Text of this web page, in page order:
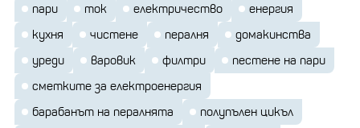
пари ток електричество
енергия
кухня
чистене пералня
домакинства
уреди
варовик филтри
пестене на пари
сметките за електроенергия
барабанът на пералнята
полупълен цикъл